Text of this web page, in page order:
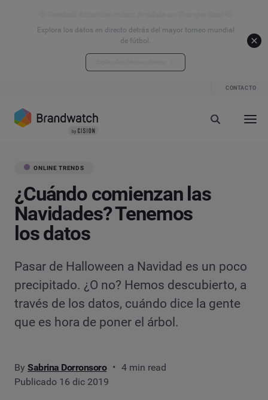
Explora los datos en directo detrás del mayor torneo mundial
de fútbol.
CONTACTO
ONLINE TRENDS
¿Cuándo comienzan las
Navidades? Tenemos
los datos
Pasar de Halloween a Navidad es un poco
precipitado. ¿O no? Hemos descubierto, a
través de los datos, cuándo dice la gente
que es hora de poner el árbol.
By Sabrina Dorronsoro
4 min read
Publicado 16 dic 2019